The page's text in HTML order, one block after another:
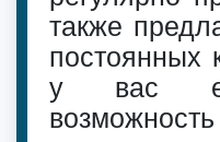
также
постоянных
у вас